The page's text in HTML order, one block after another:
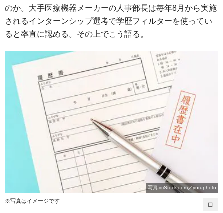
のか。大手医療機器メーカーの人事部長は毎年8月から実施
されるインターンシップ選考で学歴フィルターを使ってい
ると率直に認める。その上でこう語る。
写真＝iStock.com／yuruphoto
※写真はイメージです